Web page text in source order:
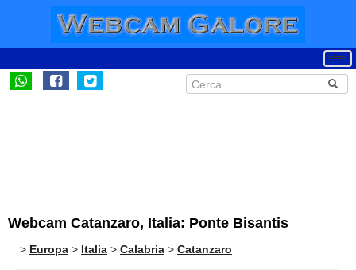
Webcam Catanzaro, Italia: Ponte Bisantis
> Europa > Italia > Calabria > Catanzaro